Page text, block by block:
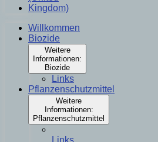
Willkommen
Biozide
Weitere
Informationen:
Biozide
Links
Pflanzenschutzmittel
Weitere
Informationen:
Pflanzenschutzmittel
Links